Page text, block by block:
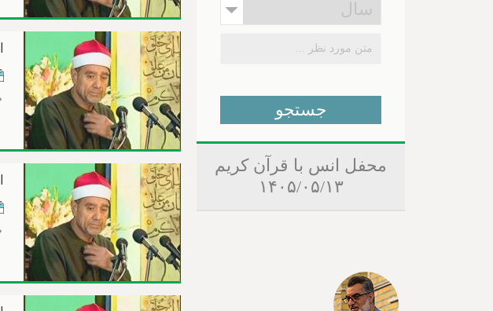
محفل انس با قرآن کریم
۱۴۰۵/۰۵/۱۳